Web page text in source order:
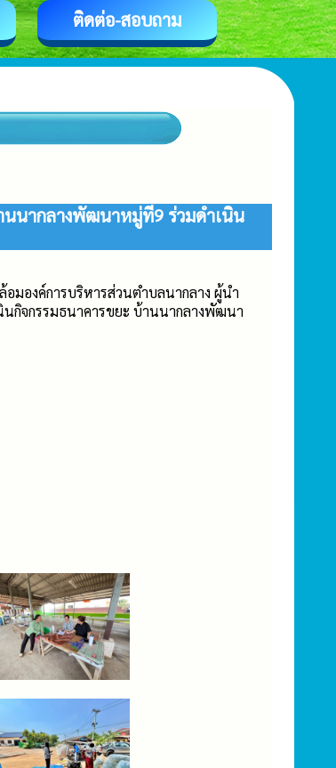
ติดต่อ-สอบถาม
นนากลางพัฒนาหมู่ที่9 ร่วมดำเนิน
มองค์การบริหารส่วนตำบลนากลาง ผู้นำ
จกรรมธนาคารขยะ บ้านนากลางพัฒนา